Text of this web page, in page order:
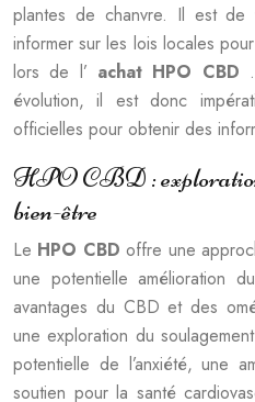
plantes de chanvre. Il est de
informer sur les lois locales
lors de l’ achat HPO CBD
évolution, il est donc
officielles pour obtenir des
HPO CBD : exploration
bien-être
Le HPO CBDoffre une
une potentielle amélioration
avantages du CBD et des
une exploration du
potentielle de l’anxiété, une
soutien pour la santé